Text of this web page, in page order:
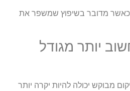
כאשר מדובר בשיפוץ שמשפר את
יותר מגודל
מבוקש יכולה להיות יקרה יותר